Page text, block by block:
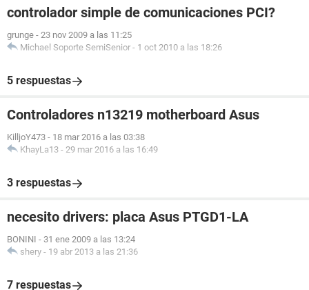
Posibilidades de expansión ISA, PCI, AGP, USB
[ Sistema ]
Fabricante HP Pavilion 061
Producto PS225AA-ABE t835.es
Número de serie [ TRIAL VERSION ]
Identificador único universal [ TRIAL VERSION ]
Tipo de arranque PCI PME#
Fabricante ASUSTeK Computer INC.
Versión 1.xx
Número de serie [ TRIAL VERSION ]
controlador simple de comunicaciones PCI?
grunge - 23 nov 2009 a las 11:25
Michael Soporte SemiSenior - 1 oct 2010 a las 18:26
5 respuestas
Controladores n13219 motherboard Asus
KilljoY473 - 18 mar 2016 a las 03:38
KhayLa13 - 29 mar 2016 a las 16:49
3 respuestas
necesito drivers: placa Asus PTGD1-LA
BONINI - 31 ene 2009 a las 13:24
shery - 19 abr 2013 a las 21:36
7 respuestas